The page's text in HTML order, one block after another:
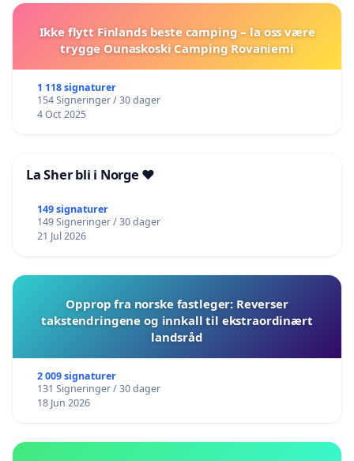
Ikke flytt Finlands beste camping – la oss være
trygge Ounaskoski Camping Rovaniemi
1 118 signaturer
154 Signeringer / 30 dager
4 Oct 2025
La Sher bli i Norge ❤️
149 signaturer
149 Signeringer / 30 dager
21 Jul 2026
Opprop fra norske fastleger: Reverser
takstendringene og innkall til ekstraordinært
landsråd
2 009 signaturer
131 Signeringer / 30 dager
18 Jun 2026